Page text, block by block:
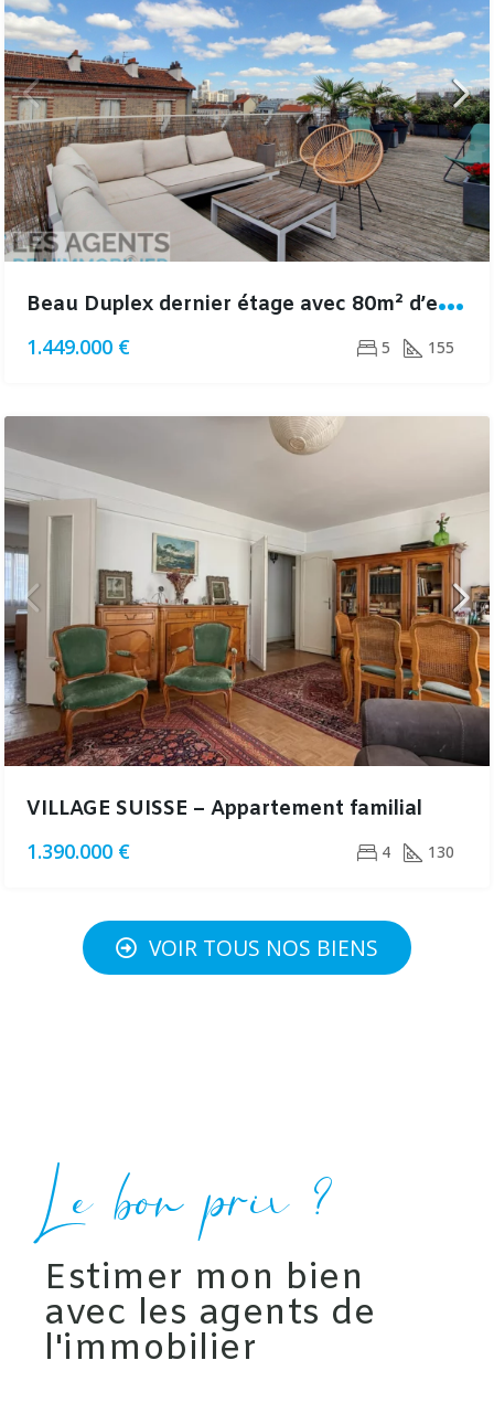
B
eau Duplex dernier étage avec 80m² d’espaces extérieurs
1.449.000 € 5 155
VILLAGE SUISSE – Appartement familial
1.390.000 €
4 130
VOIR TOUS NOS BIENS
Le bon prix ?
Estimer mon bien
avec les agents de
l'immobilier